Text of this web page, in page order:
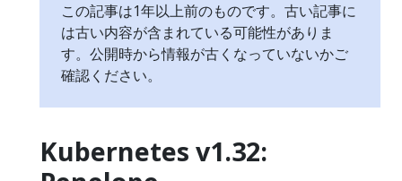
この記事は1年以上前のものです。古い記事に
は古い内容が含まれている可能性がありま
す。公開時から情報が古くなっていないかご
確認ください。
Kubernetes v1.32: